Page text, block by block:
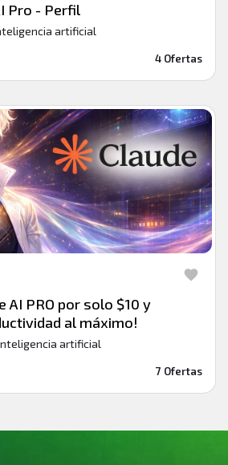
Pro - Perfil
artificial
4 Ofertas
AI PRO por solo $10 y
al máximo!
artificial
7 Ofertas